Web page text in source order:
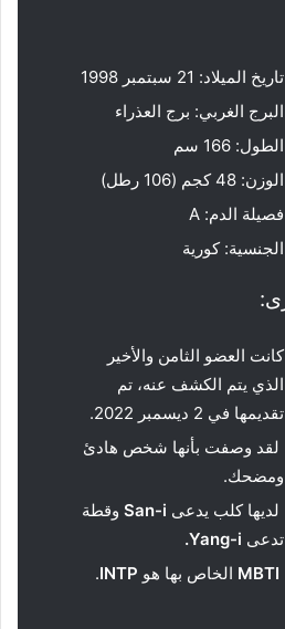
تاريخ الميلاد: 21 سبتمبر 1998
البرج الغربي: برج العذراء
الطول: 166 سم
الوزن: 48 كجم (106 رطل)
فصيلة الدم: A
الجنسية: كورية
كانت العضو الثامن والأخير
الذي يتم الكشف عنه، تم
تقديمها في 2 ديسمبر 2022.
لقد وصفت بأنها شخص هادئ
ومضحك.
لديها كلب يدعى San-i وقطة
تدعى Yang-i
.
MBTI الخاص بها هو INTP
.